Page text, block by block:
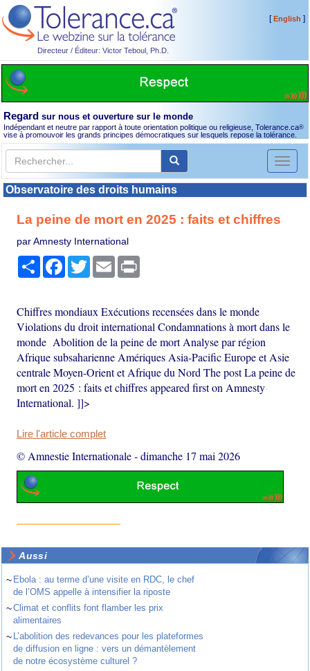
Directeur / Éditeur: Victor Teboul, Ph.D.
[English ]
Regard sur nous et ouverture sur le monde
Indépendant et neutre par rapport à toute orientation politique ou religieuse, Tolerance.ca®
vise à promouvoir les grands principes démocratiques sur lesquels repose la tolérance.
Toggle
Observatoire des droits humains
La peine de mort en 2025 : faits et chiffres
par Amnesty International
PartagerFacebook
TwitterEmail
Chiffres mondiaux Exécutions recensées dans le monde
Violations du droit international Condamnations à mort dans le
monde Abolition de la peine de mort Analyse par région
Afrique subsaharienne Amériques Asia-Pacific Europe et Asie
centrale Moyen-Orient et Afrique du Nord The post La peine de
mort en 2025 : faits et chiffres appeared first on Amnesty
International. ]]>
Lire l'article complet
© Amnestie Internationale-dimanche 17 mai 2026
Aussi
~ Ebola : au terme d’une visite en RDC, le chef
de l’OMS appelle à intensifier la riposte
~Climat et conflits font flamber les prix
alimentaires
~ L’abolition des redevances pour les plateformes
de diffusion en ligne : vers un démantèlement
de notre écosystème culturel ?